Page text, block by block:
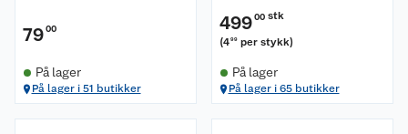
7900
På lager
På lager i 51 butikker
49900 stk
(499 per stykk)
På lager
På lager i 65 butikker